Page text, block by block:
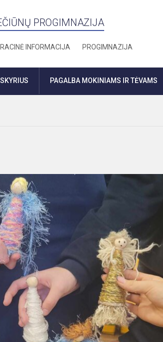
PROGIMNAZIJA
INFORMACIJA PROGIMNAZIJA
PAGALBA MOKINIAMS IR TĖVAMS